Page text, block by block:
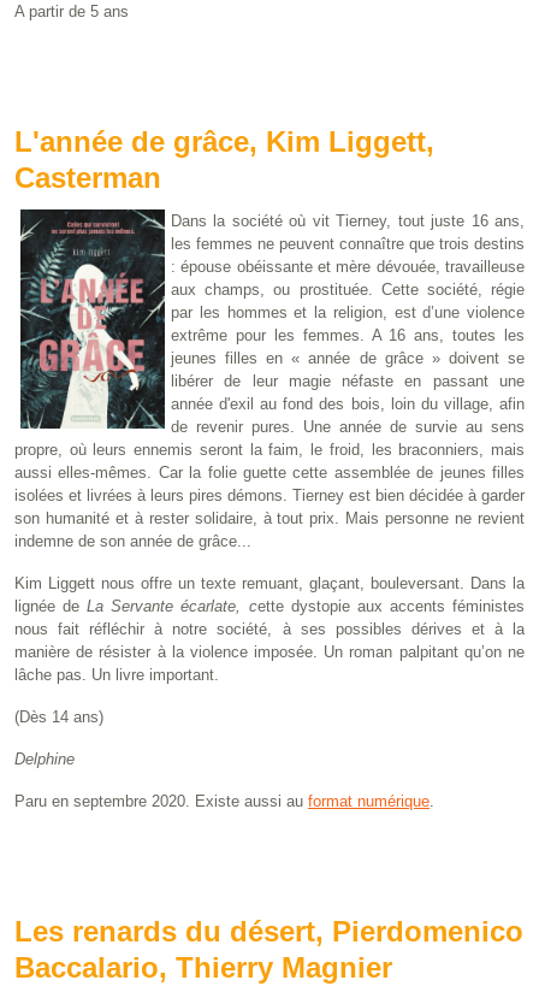
A partir de 5 ans
L'année de grâce, Kim Liggett,
Casterman
Dans la société où vit Tierney, tout juste 16 ans,
les femmes ne peuvent connaître que trois destins
: épouse obéissante et mère dévouée, travailleuse
aux champs, ou prostituée. Cette société, régie
par les hommes et la religion, est d’une violence
extrême pour les femmes. A 16 ans, toutes les
jeunes filles en « année de grâce » doivent se
libérer de leur magie néfaste en passant une
année d'exil au fond des bois, loin du village, afin
de revenir pures. Une année de survie au sens
propre, où leurs ennemis seront la faim, le froid, les braconniers, mais
aussi elles-mêmes. Car la folie guette cette assemblée de jeunes filles
isolées et livrées à leurs pires démons. Tierney est bien décidée à garder
son humanité et à rester solidaire, à tout prix. Mais personne ne revient
indemne de son année de grâce...
Kim Liggett nous offre un texte remuant, glaçant, bouleversant. Dans la
lignée deLa Servante écarlate, cette dystopie aux accents féministes
nous fait réfléchir à notre société, à ses possibles dérives et à la
manière de résister à la violence imposée. Un roman palpitant qu’on ne
lâche pas. Un livre important.
(Dès 14 ans)
Delphine
Paru en septembre 2020. Existe aussi au format numérique.
Les renards du désert, Pierdomenico
Baccalario, Thierry Magnier